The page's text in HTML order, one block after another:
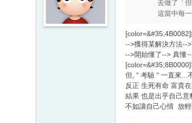
去做了「
這當中每
-->獲得某解決方法--
-->開始懂了--> 真懂
但, " 考驗 " 一直來...
反正 生死有命 富貴
結果 也是出乎自己意
不如讓自己心情 放